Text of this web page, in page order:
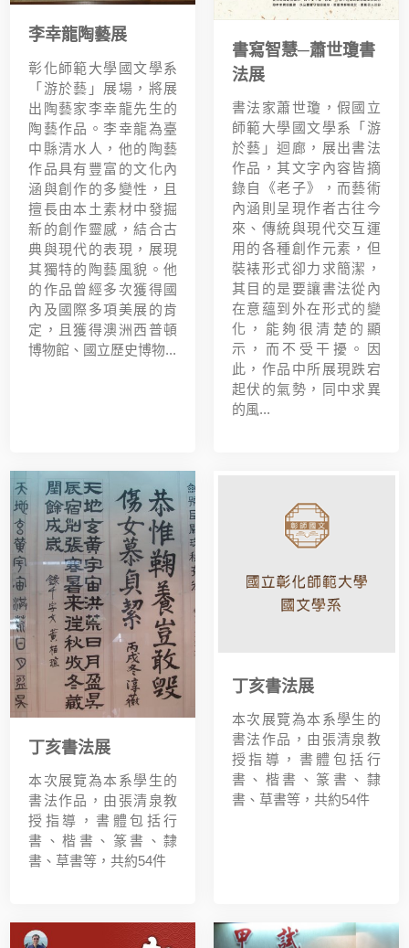
李幸龍陶藝展
彰化師範大學國文學系
「游於藝」展場，將展
出陶藝家李幸龍先生的
陶藝作品。李幸龍為臺
中縣清水人，他的陶藝
作品具有豐富的文化內
涵與創作的多變性，且
擅長由本土素材中發掘
新的創作靈感，結合古
典與現代的表現，展現
其獨特的陶藝風貌。他
的作品曾經多次獲得國
內及國際多項美展的肯
定，且獲得澳洲西普頓
博物館、國立歷史博物...
書寫智慧─蕭世瓊書
法展
書法家蕭世瓊，假國立
師範大學國文學系「游
於藝」迴廊，展出書法
作品，其文字內容皆摘
錄自《老子》，而藝術
內涵則呈現作者古往今
來、傳統與現代交互運
用的各種創作元素，但
裝裱形式卻力求簡潔，
其目的是要讓書法從內
在意蘊到外在形式的變
化，能夠很清楚的顯
示，而不受干擾。因
此，作品中所展現跌宕
起伏的氣勢，同中求異
的風...
丁亥書法展
本次展覽為本系學生的
書法作品，由張清泉教
授指導，書體包括行
書、楷書、篆書、隸
書、草書等，共約54件
丁亥書法展
本次展覽為本系學生的
書法作品，由張清泉教
授指導，書體包括行
書、楷書、篆書、隸
書、草書等，共約54件